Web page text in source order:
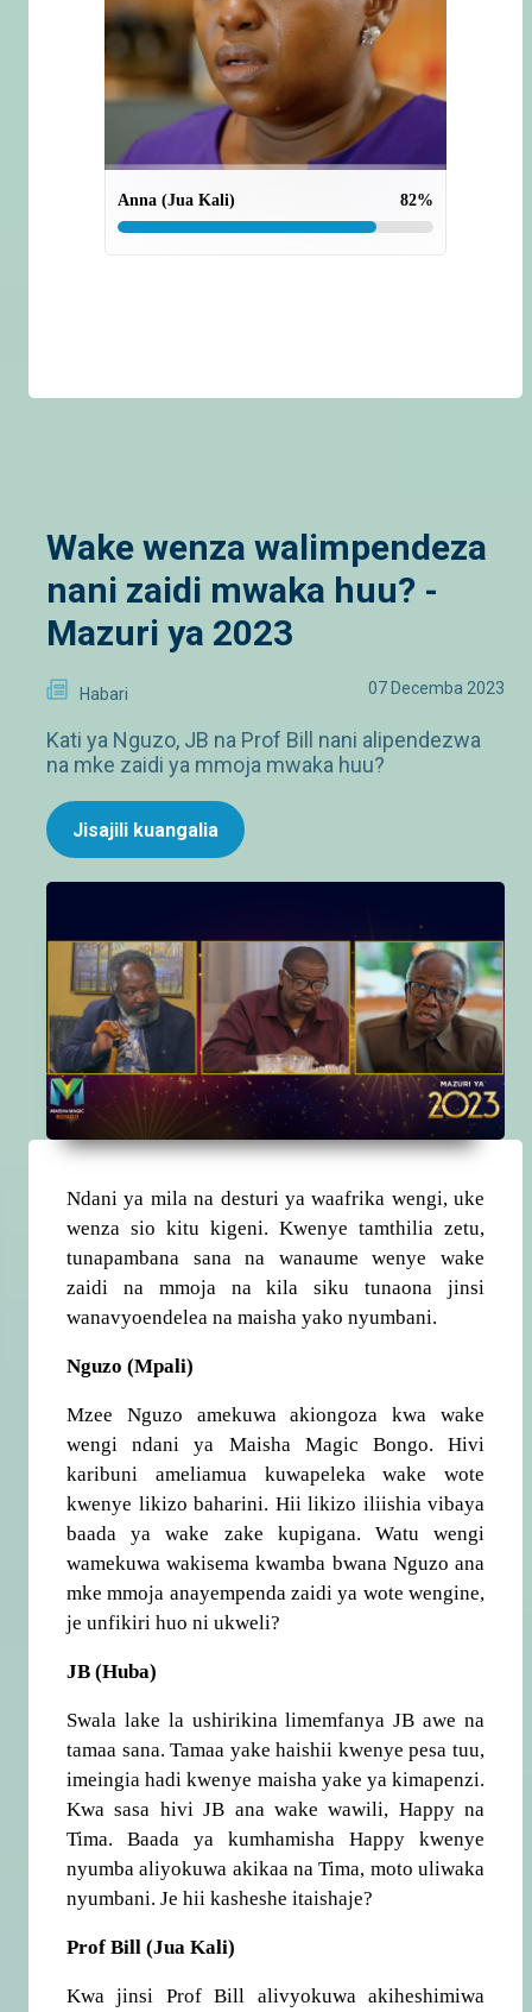
Anna (Jua Kali) 82%
Wake wenza walimpendeza
nani zaidi mwaka huu? -
Mazuri ya 2023
Habari 07 Decemba 2023
Kati ya Nguzo, JB na Prof Bill nani alipendezwa
na mke zaidi ya mmoja mwaka huu?
Jisajili kuangalia
Ndani ya mila na desturi ya waafrika wengi, uke
wenza sio kitu kigeni. Kwenye tamthilia zetu,
tunapambana sana na wanaume wenye wake
zaidi na mmoja na kila siku tunaona jinsi
wanavyoendelea na maisha yako nyumbani.
Nguzo (Mpali)
Mzee Nguzo amekuwa akiongoza kwa wake
wengi ndani ya Maisha Magic Bongo. Hivi
karibuni ameliamua kuwapeleka wake wote
kwenye likizo baharini. Hii likizo iliishia vibaya
baada ya wake zake kupigana. Watu wengi
wamekuwa wakisema kwamba bwana Nguzo ana
mke mmoja anayempenda zaidi ya wote wengine,
je unfikiri huo ni ukweli?
JB (Huba)
Swala lake la ushirikina limemfanya JB awe na
tamaa sana. Tamaa yake haishii kwenye pesa tuu,
imeingia hadi kwenye maisha yake ya kimapenzi.
Kwa sasa hivi JB ana wake wawili, Happy na
Tima. Baada ya kumhamisha Happy kwenye
nyumba aliyokuwa akikaa na Tima, moto uliwaka
nyumbani. Je hii kasheshe itaishaje?
Prof Bill (Jua Kali)
Kwa jinsi Prof Bill alivyokuwa akiheshimiwa